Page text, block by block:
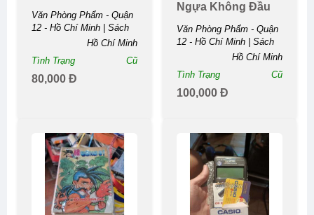
Văn Phòng Phẩm - Quận
12 - Hồ Chí Minh | Sách
Truyện Tranh ...Hồ Chí Minh
Tình Trạng
Cũ
80,000 Đ
Ngựa Không Đầu
Văn Phòng Phẩm - Quận
12 - Hồ Chí Minh | Sách
Truyện Trinh Thám Vụ Bí
Hồ Chí Minh
Tình Trạng
Cũ
100,000 Đ